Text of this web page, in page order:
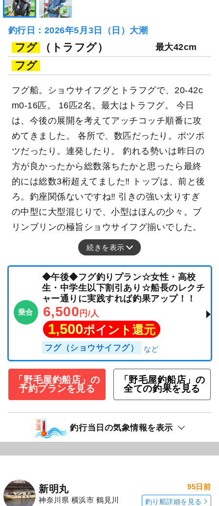
釣行日：2026年5月3日（日）大潮
フグ （トラフグ） 最大42cm
フグ
フグ船。ショウサイフグとトラフグで、20-42c
m0-16匹。 16匹2名。最大はトラフグ。 今日
は、今後の展開を考えてアッチコッチ順番に攻
めてきました。 各所で、数匹だったり。ポツポ
ツだったり。連発したり。 釣れる勢いは昨日の
方が良かったから総数落ちたかと思ったら最終
的には総数3桁超えてました‼ トップは、前と後
ろ。釣座関係ないですね‼ 引きの強い太りすぎ
の中型に大型混じりで、小型はほんの少々。ブ
リンブリンの極旨ショウサイフグ揃いでした。
続きを表示
乗合
◆午後◆フグ釣りプラン☆女性・高校
生・中学生以下割引あり☆船長のレクチ
ャー通りに実践すれば釣果アップ！！
6,500 円/人
1,500ポイント還元
フグ（ショウサイフグ）
「野毛屋釣船店」の
予約プランを見る
「野毛屋釣船店」の
全ての釣果を見る
釣行当日の気象情報を表示
新明丸
神奈川県 横浜市 鶴見川
95日前
釣り船詳細を見る